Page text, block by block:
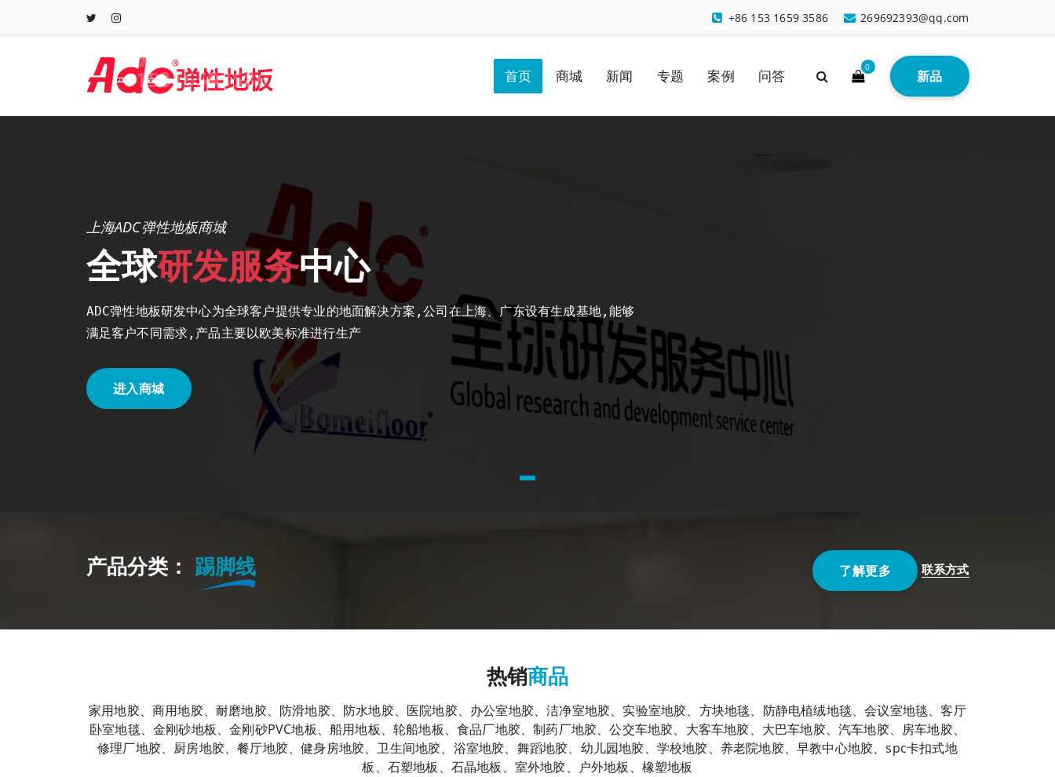
269692393@qq.com
+86 153 1659 3586
首页 商城 新闻 专题 案例 问答
0
新品
上海ADC弹性地板商城
全球研发服务中心
ADC弹性地板研发中心为全球客户提供专业的地面解决方案,公司在上海、广东设有生成基地,能够
满足客户不同需求,产品主要以欧美标准进行生产
进入商城
产品分类： 踢脚线 了解更多 联系方式
热销商品
家用地胶、商用地胶、耐磨地胶、防滑地胶、防水地胶、医院地胶、办公室地胶、洁净室地胶、实验室地胶、方块地毯、防静电植绒地毯、会议室地毯、客厅
卧室地毯、金刚砂地板、金刚砂PVC地板、船用地板、轮船地板、食品厂地胶、制药厂地胶、公交车地胶、大客车地胶、大巴车地胶、汽车地胶、房车地胶、
修理厂地胶、厨房地胶、餐厅地胶、健身房地胶、卫生间地胶、浴室地胶、舞蹈地胶、幼儿园地胶、学校地胶、养老院地胶、早教中心地胶、spc卡扣式地
板、石塑地板、石晶地板、室外地胶、户外地板、橡塑地板